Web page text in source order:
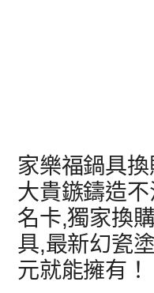
家樂福鍋具
大貴鏃鑄造
名卡,獨家換
具,最新幻瓷
元就能擁有！